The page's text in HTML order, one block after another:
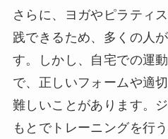
さらに、ヨガやピラティ
践できるため、多くの人
す。しかし、自宅での運
で、正しいフォームや適
難しいことがあります。
もとでトレーニングを行